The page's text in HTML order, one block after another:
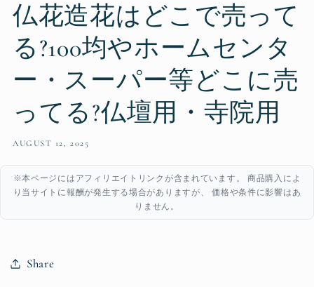
仏花造花はどこで売って
る?100均やホームセンタ
ー・スーパー等どこに売
ってる?仏壇用・寺院用
AUGUST 12, 2025
※本ページにはアフィリエイトリンクが含まれています。 商品購入によ
り当サイトに報酬が発生する場合がありますが、 価格や条件に影響はあ
りません。
Share